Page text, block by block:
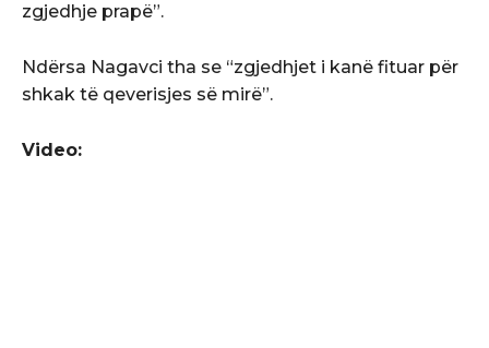
zgjedhje prapë”.
Ndërsa Nagavci tha se “zgjedhjet i kanë fituar për
shkak të qeverisjes së mirë”.
Video: